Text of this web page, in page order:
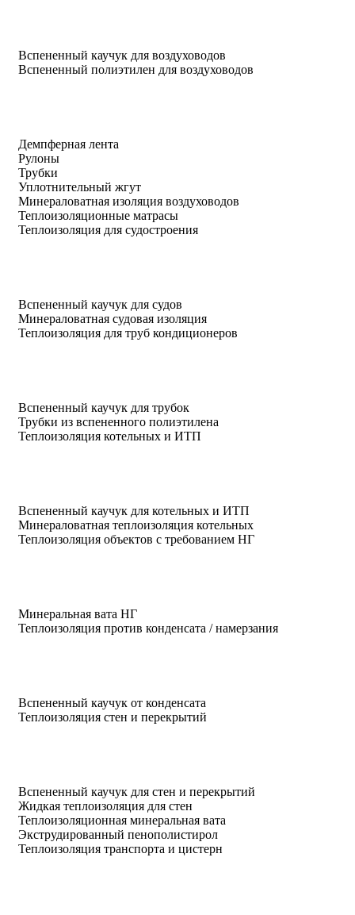
Вспененный каучук для воздуховодов
Вспененный полиэтилен для воздуховодов
Демпферная лента
Рулоны
Трубки
Уплотнительный жгут
Минераловатная изоляция воздуховодов
Теплоизоляционные матрасы
Теплоизоляция для судостроения
Вспененный каучук для судов
Минераловатная судовая изоляция
Теплоизоляция для труб кондиционеров
Вспененный каучук для трубок
Трубки из вспененного полиэтилена
Теплоизоляция котельных и ИТП
Вспененный каучук для котельных и ИТП
Минераловатная теплоизоляция котельных
Теплоизоляция объектов с требованием НГ
Минеральная вата НГ
Теплоизоляция против конденсата / намерзания
Вспененный каучук от конденсата
Теплоизоляция стен и перекрытий
Вспененный каучук для стен и перекрытий
Жидкая теплоизоляция для стен
Теплоизоляционная минеральная вата
Экструдированный пенополистирол
Теплоизоляция транспорта и цистерн